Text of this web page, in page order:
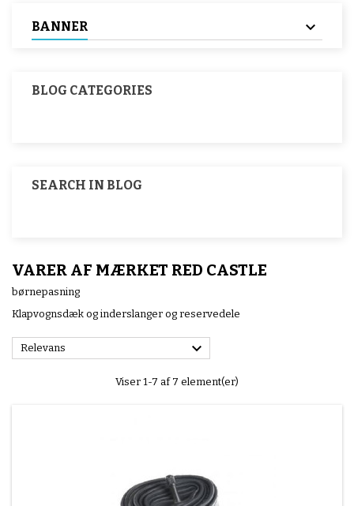
BANNER
BLOG CATEGORIES
SEARCH IN BLOG
VARER AF MÆRKET RED CASTLE
børnepasning
Klapvognsdæk og inderslanger og reservedele
Relevans 
Viser 1-7 af 7 element(er)